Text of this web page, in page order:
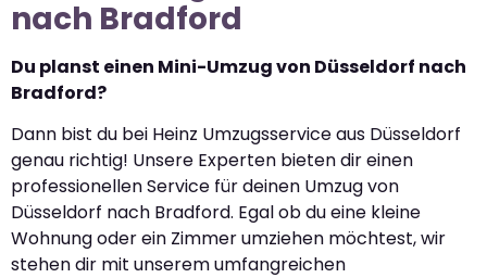
nach Bradford
Du planst einen Mini-Umzug von Düsseldorf nach
Bradford?
Dann bist du bei Heinz Umzugsservice aus Düsseldorf
genau richtig! Unsere Experten bieten dir einen
professionellen Service für deinen Umzug von
Düsseldorf nach Bradford. Egal ob du eine kleine
Wohnung oder ein Zimmer umziehen möchtest, wir
stehen dir mit unserem umfangreichen